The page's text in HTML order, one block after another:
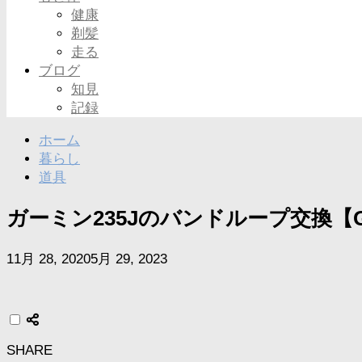
健康
剃髪
走る
ブログ
知見
記録
ホーム
暮らし
道具
ガーミン235Jのバンドループ交換【
11月 28, 20205月 29, 2023
SHARE